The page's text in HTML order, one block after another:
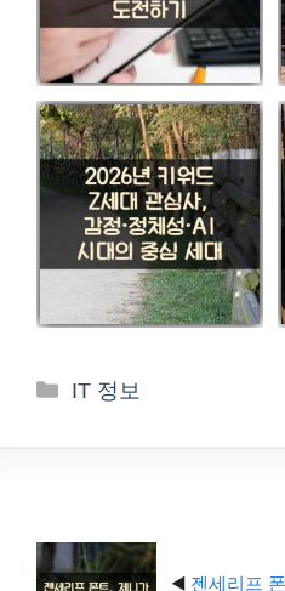
카
IT 정보
◀️ 젠세리프